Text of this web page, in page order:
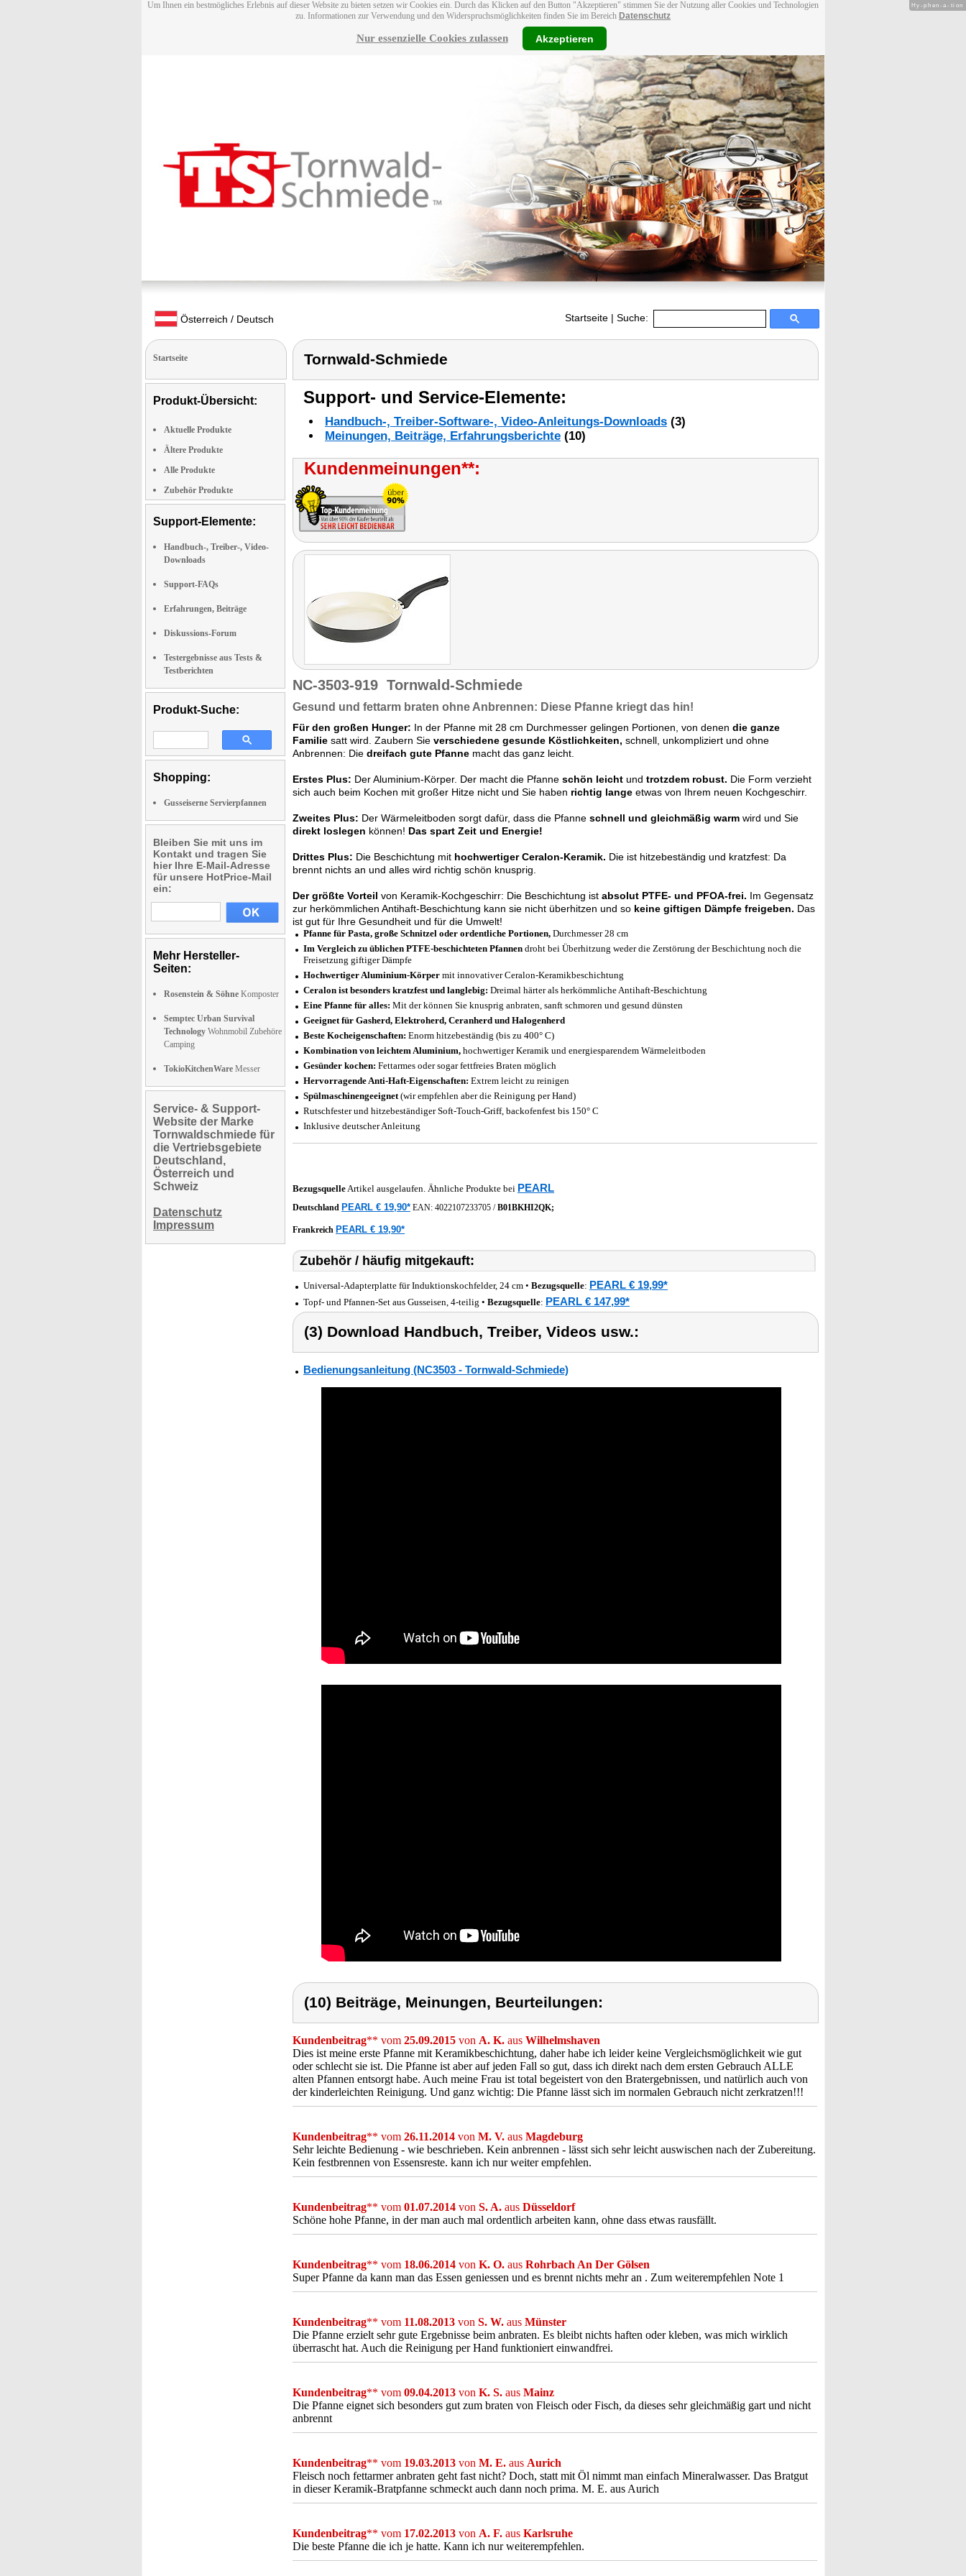
Um Ihnen ein bestmögliches Erlebnis auf dieser Website zu bieten setzen wir Cookies ein. Durch das Klicken auf den Button "Akzeptieren" stimmen Sie der Nutzung aller Cookies und Technologien
zu. Informationen zur Verwendung und den Widerspruchsmöglichkeiten finden Sie im Bereich Datenschutz
Nur essenzielle Cookies zulassen Akzeptieren
Österreich / Deutsch Startseite | Suche:
Startseite
Produkt-Übersicht:
Aktuelle Produkte
Ältere Produkte
Alle Produkte
Zubehör Produkte
Support-Elemente:
Handbuch-, Treiber-, Video-
Downloads
Support-FAQs
Erfahrungen, Beiträge
Diskussions-Forum
Testergebnisse aus Tests &
Testberichten
Produkt-Suche:
Shopping:
Gusseiserne Servierpfannen
Bleiben Sie mit uns im
Kontakt und tragen Sie
hier Ihre E-Mail-Adresse
für unsere HotPrice-Mail
ein:
Mehr Hersteller-
Seiten:
Rosenstein & Söhne Komposter
Semptec Urban Survival
Technology Wohnmobil Zubehöre
Camping
TokioKitchenWare Messer
Service- & Support-
Website der Marke
Tornwaldschmiede für
die Vertriebsgebiete
Deutschland,
Österreich und
Schweiz
Datenschutz
Impressum
Tornwald-Schmiede
Support- und Service-Elemente:
Handbuch-, Treiber-Software-, Video-Anleitungs-Downloads (3)
Meinungen, Beiträge, Erfahrungsberichte (10)
Kundenmeinungen**:
NC-3503-919 Tornwald-Schmiede
Gesund und fettarm braten ohne Anbrennen: Diese Pfanne kriegt das hin!
Für den großen Hunger: In der Pfanne mit 28 cm Durchmesser gelingen Portionen, von denen die ganze
Familie satt wird. Zaubern Sie verschiedene gesunde Köstlichkeiten, schnell, unkompliziert und ohne
Anbrennen: Die dreifach gute Pfanne macht das ganz leicht.
Erstes Plus: Der Aluminium-Körper. Der macht die Pfanne schön leicht und trotzdem robust. Die Form verzieht
sich auch beim Kochen mit großer Hitze nicht und Sie haben richtig lange etwas von Ihrem neuen Kochgeschirr.
Zweites Plus: Der Wärmeleitboden sorgt dafür, dass die Pfanne schnell und gleichmäßig warm wird und Sie
direkt loslegen können! Das spart Zeit und Energie!
Drittes Plus: Die Beschichtung mit hochwertiger Ceralon-Keramik. Die ist hitzebeständig und kratzfest: Da
brennt nichts an und alles wird richtig schön knusprig.
Der größte Vorteil von Keramik-Kochgeschirr: Die Beschichtung ist absolut PTFE- und PFOA-frei. Im Gegensatz
zur herkömmlichen Antihaft-Beschichtung kann sie nicht überhitzen und so keine giftigen Dämpfe freigeben. Das
ist gut für Ihre Gesundheit und für die Umwelt!
Pfanne für Pasta, große Schnitzel oder ordentliche Portionen, Durchmesser 28 cm
Im Vergleich zu üblichen PTFE-beschichteten Pfannen droht bei Überhitzung weder die Zerstörung der Beschichtung noch die
Freisetzung giftiger Dämpfe
Hochwertiger Aluminium-Körper mit innovativer Ceralon-Keramikbeschichtung
Ceralon ist besonders kratzfest und langlebig: Dreimal härter als herkömmliche Antihaft-Beschichtung
Eine Pfanne für alles: Mit der können Sie knusprig anbraten, sanft schmoren und gesund dünsten
Geeignet für Gasherd, Elektroherd, Ceranherd und Halogenherd
Beste Kocheigenschaften: Enorm hitzebeständig (bis zu 400° C)
Kombination von leichtem Aluminium, hochwertiger Keramik und energiesparendem Wärmeleitboden
Gesünder kochen: Fettarmes oder sogar fettfreies Braten möglich
Hervorragende Anti-Haft-Eigenschaften: Extrem leicht zu reinigen
Spülmaschinengeeignet (wir empfehlen aber die Reinigung per Hand)
Rutschfester und hitzebeständiger Soft-Touch-Griff, backofenfest bis 150° C
Inklusive deutscher Anleitung
Bezugsquelle Artikel ausgelaufen. Ähnliche Produkte bei PEARL
Deutschland PEARL € 19,90* EAN: 4022107233705 /B01BKHI2QK;
Frankreich PEARL € 19,90*
Zubehör / häufig mitgekauft:
Universal-Adapterplatte für Induktionskochfelder, 24 cm • Bezugsquelle: PEARL € 19,99*
Topf- und Pfannen-Set aus Gusseisen, 4-teilig • Bezugsquelle: PEARL € 147,99*
(3) Download Handbuch, Treiber, Videos usw.:
Bedienungsanleitung (NC3503 - Tornwald-Schmiede)
(10) Beiträge, Meinungen, Beurteilungen:
Kundenbeitrag** vom 25.09.2015 von A. K. aus Wilhelmshaven
Dies ist meine erste Pfanne mit Keramikbeschichtung, daher habe ich leider keine Vergleichsmöglichkeit wie gut
oder schlecht sie ist. Die Pfanne ist aber auf jeden Fall so gut, dass ich direkt nach dem ersten Gebrauch ALLE
alten Pfannen entsorgt habe. Auch meine Frau ist total begeistert von den Bratergebnissen, und natürlich auch von
der kinderleichten Reinigung. Und ganz wichtig: Die Pfanne lässt sich im normalen Gebrauch nicht zerkratzen!!!
Kundenbeitrag** vom 26.11.2014 von M. V. aus Magdeburg
Sehr leichte Bedienung - wie beschrieben. Kein anbrennen - lässt sich sehr leicht auswischen nach der Zubereitung.
Kein festbrennen von Essensreste. kann ich nur weiter empfehlen.
Kundenbeitrag** vom 01.07.2014 von S. A. aus Düsseldorf
Schöne hohe Pfanne, in der man auch mal ordentlich arbeiten kann, ohne dass etwas rausfällt.
Kundenbeitrag** vom 18.06.2014 von K. O. aus Rohrbach An Der Gölsen
Super Pfanne da kann man das Essen geniessen und es brennt nichts mehr an . Zum weiterempfehlen Note 1
Kundenbeitrag** vom 11.08.2013 von S. W. aus Münster
Die Pfanne erzielt sehr gute Ergebnisse beim anbraten. Es bleibt nichts haften oder kleben, was mich wirklich
überrascht hat. Auch die Reinigung per Hand funktioniert einwandfrei.
Kundenbeitrag** vom 09.04.2013 von K. S. aus Mainz
Die Pfanne eignet sich besonders gut zum braten von Fleisch oder Fisch, da dieses sehr gleichmäßig gart und nicht
anbrennt
Kundenbeitrag** vom 19.03.2013 von M. E. aus Aurich
Fleisch noch fettarmer anbraten geht fast nicht? Doch, statt mit Öl nimmt man einfach Mineralwasser. Das Bratgut
in dieser Keramik-Bratpfanne schmeckt auch dann noch prima. M. E. aus Aurich
Kundenbeitrag** vom 17.02.2013 von A. F. aus Karlsruhe
Die beste Pfanne die ich je hatte. Kann ich nur weiterempfehlen.
Hy-phen-a-tion